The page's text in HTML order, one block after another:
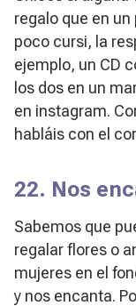
regalo que en
poco cursi, la
ejemplo, un CD
los dos en un
en instagram.
habláis con el
22. Nos
Sabemos que
regalar flores o
mujeres en el
y nos encanta.